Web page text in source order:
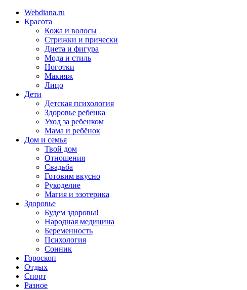
Webdiana.ru
Красота
Кожа и волосы
Стрижки и прически
Диета и фигура
Мода и стиль
Ноготки
Макияж
Лицо
Дети
Детская психология
Здоровье ребенка
Уход за ребенком
Мама и ребёнок
Дом и семья
Твой дом
Отношения
Свадьба
Готовим вкусно
Рукоделие
Магия и эзотерика
Здоровье
Будем здоровы!
Народная медицина
Беременность
Психология
Сонник
Гороскоп
Отдых
Спорт
Разное